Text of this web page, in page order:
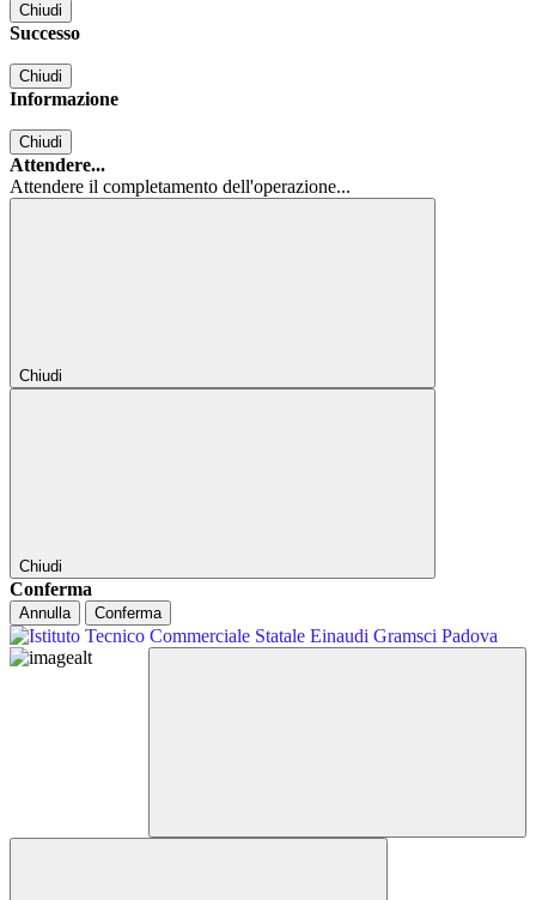
Chiudi
Successo
Chiudi
Informazione
Chiudi
Attendere...
Attendere il completamento dell'operazione...
Chiudi
Chiudi
Conferma
Annulla Conferma